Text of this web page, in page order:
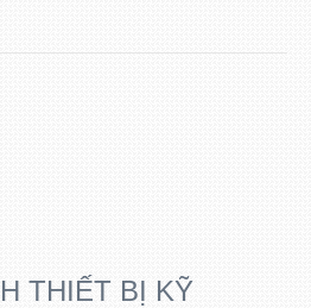
THIẾT BỊ KỸ